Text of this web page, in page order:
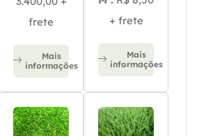
frete
Mais
informações
+ frete
Mais
informações